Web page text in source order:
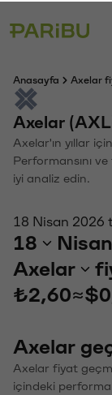
Anasayfa Axelar
Axelar
Axelar'ın yıllar
Performansını
iyi analiz edin.
18 Nisan 2026
18 Nisan
Axelar
₺2,60≈
Axelar
Axelar fiyat
içindeki